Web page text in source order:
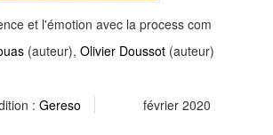
et l'émotion avec la process com
(auteur), Olivier Doussot(auteur)
: Gereso février 2020